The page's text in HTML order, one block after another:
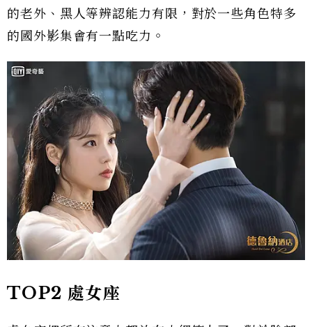
的老外、黑人等辨認能力有限，對於一些角色特多
的國外影集會有一點吃力。
TOP2 處女座